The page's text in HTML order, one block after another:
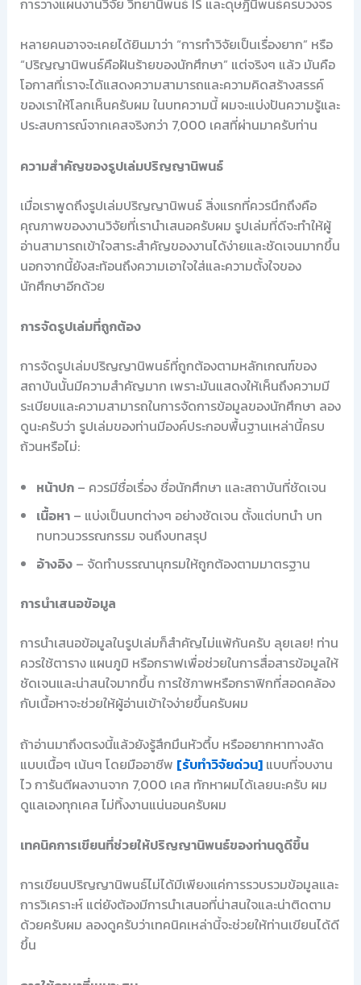
หลายคนอาจจะเคยได้ยินมาว่า “การทำวิจัยเป็นเรื่องยาก” หรือ
“ปริญญานิพนธ์คือฝันร้ายของนักศึกษา” แต่จริงๆ แล้ว มันคือ
โอกาสที่เราจะได้แสดงความสามารถและความคิดสร้างสรรค์
ของเราให้โลกเห็นครับผม ในบทความนี้ ผมจะแบ่งปันความรู้และ
ประสบการณ์จากเคสจริงกว่า 7,000 เคสที่ผ่านมาครับท่าน
ความสำคัญของรูปเล่มปริญญานิพนธ์
เมื่อเราพูดถึงรูปเล่มปริญญานิพนธ์ สิ่งแรกที่ควรนึกถึงคือ
คุณภาพของงานวิจัยที่เรานำเสนอครับผม รูปเล่มที่ดีจะทำให้ผู้
อ่านสามารถเข้าใจสาระสำคัญของงานได้ง่ายและชัดเจนมากขึ้น
นอกจากนี้ยังสะท้อนถึงความเอาใจใส่และความตั้งใจของ
นักศึกษาอีกด้วย
การจัดรูปเล่มที่ถูกต้อง
การจัดรูปเล่มปริญญานิพนธ์ที่ถูกต้องตามหลักเกณฑ์ของ
สถาบันนั้นมีความสำคัญมาก เพราะมันแสดงให้เห็นถึงความมี
ระเบียบและความสามารถในการจัดการข้อมูลของนักศึกษา ลอง
ดูนะครับว่า รูปเล่มของท่านมีองค์ประกอบพื้นฐานเหล่านี้ครบ
ถ้วนหรือไม่:
หน้าปก– ควรมีชื่อเรื่อง ชื่อนักศึกษา และสถาบันที่ชัดเจน
เนื้อหา– แบ่งเป็นบทต่างๆ อย่างชัดเจน ตั้งแต่บทนำ บท
ทบทวนวรรณกรรม จนถึงบทสรุป
อ้างอิง– จัดทำบรรณานุกรมให้ถูกต้องตามมาตรฐาน
การนำเสนอข้อมูล
การนำเสนอข้อมูลในรูปเล่มก็สำคัญไม่แพ้กันครับ ลุยเลย! ท่าน
ควรใช้ตาราง แผนภูมิ หรือกราฟเพื่อช่วยในการสื่อสารข้อมูลให้
ชัดเจนและน่าสนใจมากขึ้น การใช้ภาพหรือกราฟิกที่สอดคล้อง
กับเนื้อหาจะช่วยให้ผู้อ่านเข้าใจง่ายขึ้นครับผม
ถ้าอ่านมาถึงตรงนี้แล้วยังรู้สึกมึนหัวตึ้บ หรืออยากหาทางลัด
แบบเนื้อๆ เน้นๆ โดยมืออาชีพ [รับทำวิจัยด่วน]แบบที่จบงาน
ไว การันตีผลงานจาก 7,000 เคส ทักหาผมได้เลยนะครับ ผม
ดูแลเองทุกเคส ไม่ทิ้งงานแน่นอนครับผม
เทคนิคการเขียนที่ช่วยให้ปริญญานิพนธ์ของท่านดูดีขึ้น
การเขียนปริญญานิพนธ์ไม่ได้มีเพียงแค่การรวบรวมข้อมูลและ
การวิเคราะห์ แต่ยังต้องมีการนำเสนอที่น่าสนใจและน่าติดตาม
ด้วยครับผม ลองดูครับว่าเทคนิคเหล่านี้จะช่วยให้ท่านเขียนได้ดี
ขึ้น